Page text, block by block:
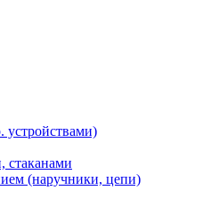
устройствами)
стаканами
(наручники, цепи)